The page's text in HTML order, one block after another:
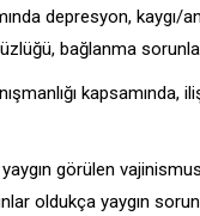
depresyon,
bağlanma
görülen
oldukça yaygın